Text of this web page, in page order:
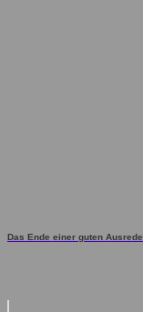
Das Ende einer guten Ausrede